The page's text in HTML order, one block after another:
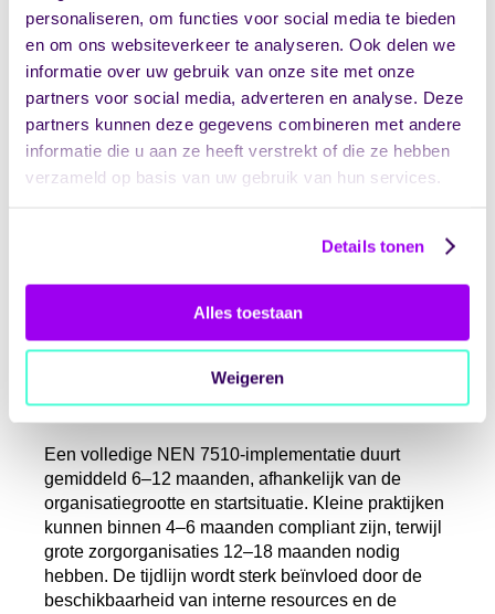
personaliseren, om functies voor social media te bieden
en om ons websiteverkeer te analyseren. Ook delen we
informatie over uw gebruik van onze site met onze
partners voor social media, adverteren en analyse. Deze
partners kunnen deze gegevens combineren met andere
informatie die u aan ze heeft verstrekt of die ze hebben
verzameld op basis van uw gebruik van hun services.
Details tonen
Alles toestaan
Weigeren
netwerkstructuren hebben meer technische
aanpassingen nodig. Cloudgebaseerde systemen
zijn vaak eenvoudiger en goedkoper te beveiligen
dan eigen serverparken.
Het huidige beveiligingsniveau vormt het startpunt.
Organisaties die al een goede basisbeveiliging
hebben, kunnen sneller en goedkoper compliance
moet meer investeren in beleidsvorming en
Hoeveel tijd kost het
om NEN 7510 volledig
te implementeren?
Een volledige NEN 7510-implementatie duurt
gemiddeld 6–12 maanden, afhankelijk van de
organisatiegrootte en startsituatie. Kleine praktijken
kunnen binnen 4–6 maanden compliant zijn, terwijl
grote zorgorganisaties 12–18 maanden nodig
hebben. De tijdlijn wordt sterk beïnvloed door de
beschikbaarheid van interne resources en de